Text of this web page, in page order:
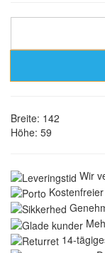
Breite: 142
Höhe: 59
Wir
14-